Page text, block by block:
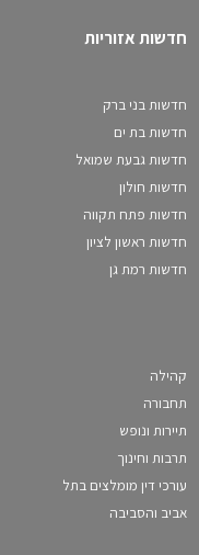
חדשות אזוריות
חדשות בני ברק
חדשות בת ים
חדשות גבעת שמואל
חדשות חולון
חדשות פתח תקווה
חדשות ראשון לציון
חדשות רמת גן
קהילה
תחבורה
תיירות ונופש
תרבות וחינוך
עורכי דין מומלצים בתל
אביב והסביבה